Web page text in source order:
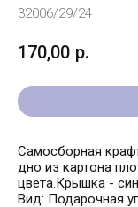
32006/29/24
170,00 р.
Самосборная
дно из картона
цвета.Крышка -
Вид: Подарочная